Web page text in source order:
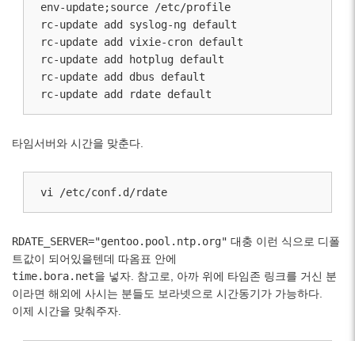
env-update;source /etc/profile
rc-update add syslog-ng default
rc-update add vixie-cron default
rc-update add hotplug default
rc-update add dbus default
rc-update add rdate default
타임서버와 시간을 맞춘다.
vi /etc/conf.d/rdate
RDATE_SERVER="gentoo.pool.ntp.org" 대충 이런 식으로 디폴
트값이 되어있을텐데 따옴표 안에
time.bora.net을 넣자. 참고로, 아까 위에 타임존 링크를 거신 분
이라면 해외에 사시는 분들도 보라넷으로 시간동기가 가능하다.
이제 시간을 맞춰주자.